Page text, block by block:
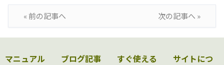
« 前の記事へ 次の記事へ »
マニュアル ブログ記事
すぐ使える
サイトにつ